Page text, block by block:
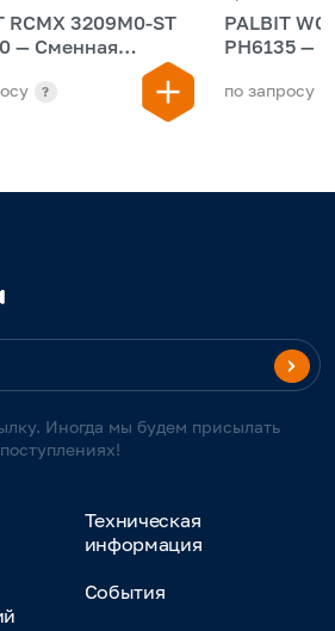
RCMX 3209M0-ST
пластина
?
PALBIT
PH6135 — Пластина
по запросу
Иногда мы будем присылать
Техническая
информация
События